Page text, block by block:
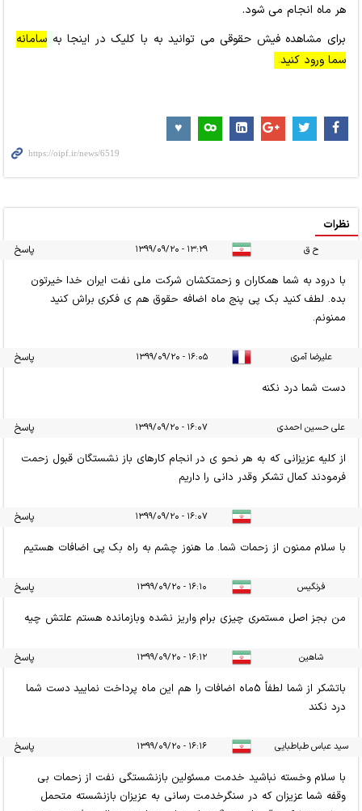
هر ماه انجام می شود.
برای مشاهده فیش حقوقی می توانید به با کلیک در اینجا به سامانه
سما ورود کنید.
نظرات
ح ق ۱۳:۲۹ - ۱۳۹۹/۰۹/۲۰ پاسخ
با درود به شما همکاران و زحمتکشان شرکت ملی نفت ایران خدا خیرتون
بده. لطف کنید بک پی پنج ماه اضافه حقوق هم ی فکری براش کنید
ممنونم.
علیرضا آمری ۱۶:۰۵ - ۱۳۹۹/۰۹/۲۰ پاسخ
دست شما درد نکنه
علی حسین احمدی ۱۶:۰۷ - ۱۳۹۹/۰۹/۲۰ پاسخ
از کلیه عزیزانی که به هر نحو ی در انجام کارهای باز نشستگان قبول زحمت
فرمودند کمال تشکر وقدر دانی را داریم
۱۶:۰۷ - ۱۳۹۹/۰۹/۲۰ پاسخ
با سلام ممنون از زحمات شما. ما هنوز چشم به راه بک پی اضافات هستیم
فرنگیس ۱۶:۱۰ - ۱۳۹۹/۰۹/۲۰ پاسخ
من بجز اصل مستمری چیزی برام واریز نشده وبازمانده هستم علتش چیه
شاهین ۱۶:۱۲ - ۱۳۹۹/۰۹/۲۰ پاسخ
باتشکر از شما لطفاً 5ماه اضافات را هم این ماه پرداخت نمایید دست شما
درد نکند
سید عباس طباطبایی ۱۶:۱۶ - ۱۳۹۹/۰۹/۲۰ پاسخ
با سلام وخسته نباشید خدمت مسئولین بازنشستگی نفت از زحمات بی
وقفه شما عزیزان که در سنگرخدمت رسانی به عزیزان بازنشسته متحمل